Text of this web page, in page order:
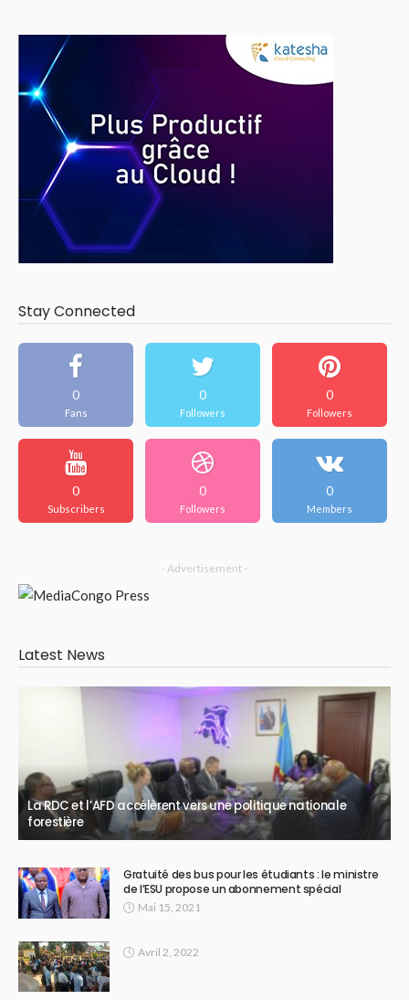
Stay Connected
0
Fans
0
Followers
0
Followers
0
Subscribers
0
Followers
0
Members
- Advertisement -
Latest News
La RDC et l’AFD accélèrent vers une politique nationale
forestière
Gratuité des bus pour les étudiants : le ministre
de l’ESU propose un abonnement spécial
Mai 15, 2021
Avril 2, 2022